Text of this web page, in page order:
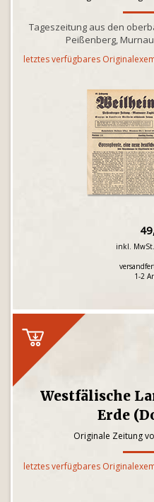
Tageszeitung aus den
Peißenberg,
letztes verfügbares
inkl.
1-2
Westfälische
Erde
Originale Zeitung
letztes verfügbares